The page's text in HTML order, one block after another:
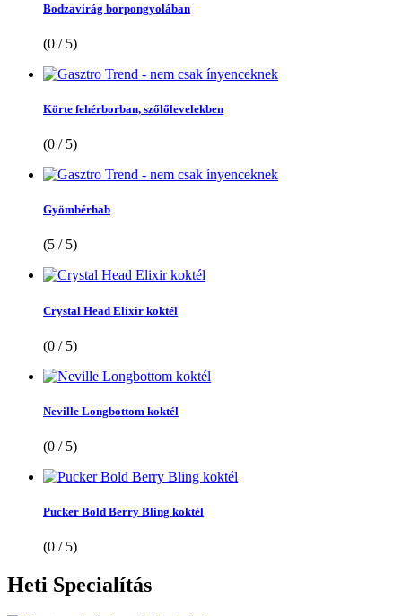
Bodzavirág borpongyolában
(0 / 5)
Körte fehérborban, szőlőlevelekben
(0 / 5)
Gyömbérhab
(5 / 5)
Crystal Head Elixir koktél
(0 / 5)
Neville Longbottom koktél
(0 / 5)
Pucker Bold Berry Bling koktél
(0 / 5)
Heti Specialítás